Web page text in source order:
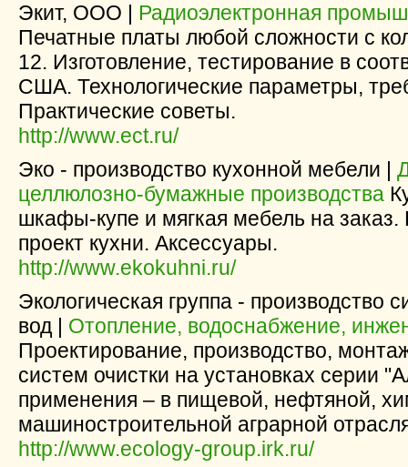
Экит, ООО | Радиоэлектронная
Печатные платы любой сложности с
12. Изготовление, тестирование в
США. Технологические параметры,
Практические советы.
http://www.ect.ru/
Эко - производство кухонной мебели |
целлюлозно-бумажные производства
шкафы-купе и мягкая мебель на
проект кухни. Аксессуары.
http://www.ekokuhni.ru/
Экологическая группа - производство
вод | Отопление, водоснабжение,
Проектирование, производство,
систем очистки на установках серии
применения – в пищевой, нефтяной,
машиностроительной аграрной
http://www.ecology-group.irk.ru/